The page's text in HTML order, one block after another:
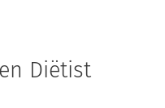
Diëtist